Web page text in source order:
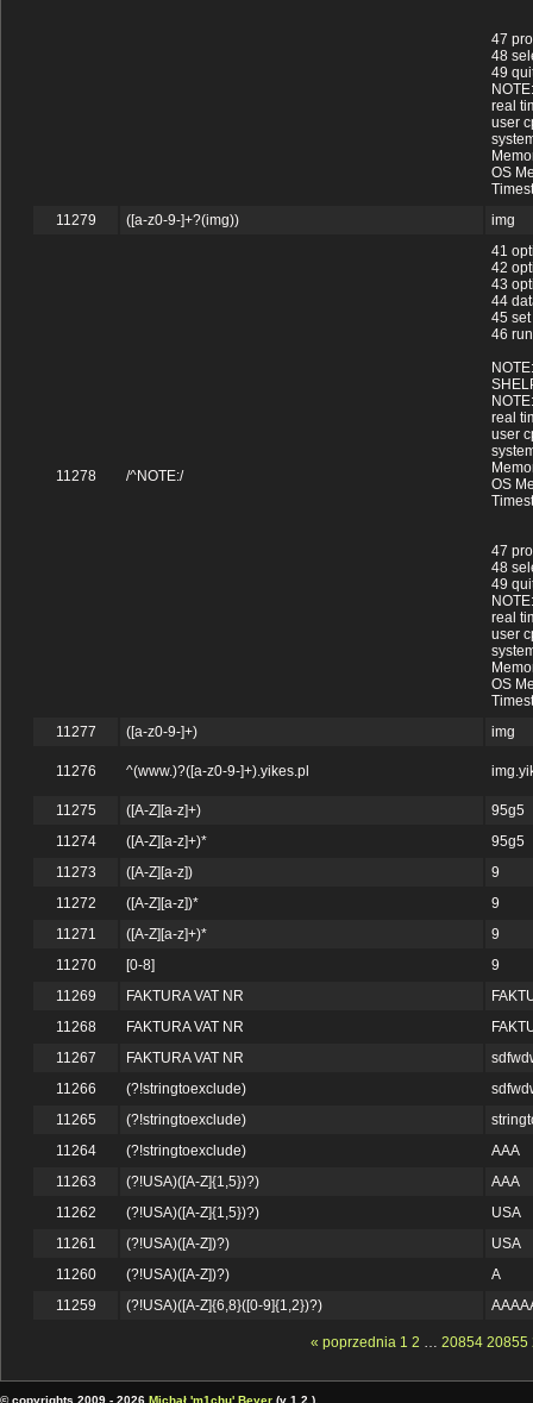
47
48
49
real
user
OS
11279
([a-z0-9-]+?(img)) img
11278 /^NOTE:/
41
42
43
44
45
46
real
user
OS
47
48
49
real
user
OS
11277
([a-z0-9-]+) img
11276 ^(www.)?([a-z0-9-]+).yikes.pl
11275 ([A-Z][a-z]+)
95g5
11274
([A-Z][a-z]+)*
95g5
11273
([A-Z][a-z])
9
11272
([A-Z][a-z])*
9
11271
([A-Z][a-z]+)*
9
11270
[0-8]
9
11269
FAKTURA VAT NR
11268
FAKTURA VAT NR
11267
FAKTURA VAT NR
11266
(?!stringtoexclude)
11265
(?!stringtoexclude)
11264
(?!stringtoexclude)
AAA
11263
(?!USA)([A-Z]{1,5})?)
AAA
11262
(?!USA)([A-Z]{1,5})?)
USA
11261
(?!USA)([A-Z])?)
USA
11260
(?!USA)([A-Z])?)
A
11259
(?!USA)([A-Z]{6,8}([0-9]{1,2})?)
« poprzednia 1 2 … 20854 20855
© copyrights 2009 - 2026 Michał 'm1chu' Beyer (v 1.2.).